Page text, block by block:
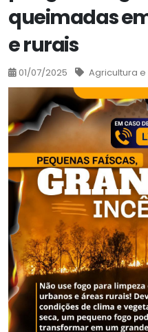
queimadas
e rurais
01/07/2025 Agricultura